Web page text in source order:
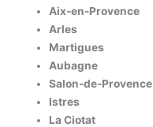
Aix-en-Provence
Arles
Martigues
Aubagne
Salon-de-Provence
Istres
La Ciotat